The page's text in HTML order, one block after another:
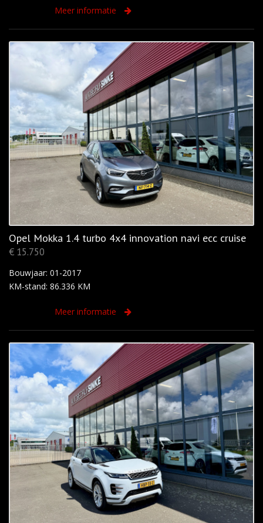
Meer informatie
Opel Mokka 1.4 turbo 4x4 innovation navi ecc cruise
€ 15.750
Bouwjaar: 01-2017
KM-stand: 86.336 KM
Meer informatie